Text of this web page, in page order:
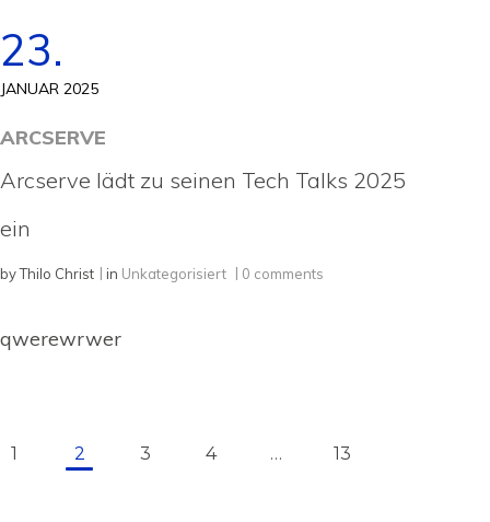
23.
JANUAR 2025
ARCSERVE
Arcserve lädt zu seinen Tech Talks 2025
ein
byThilo Christ in Unkategorisiert 0 comments
qwerewrwer
Beitragsnavigation
Page
1 Page
2 Page
3 Page
4 … Page
13